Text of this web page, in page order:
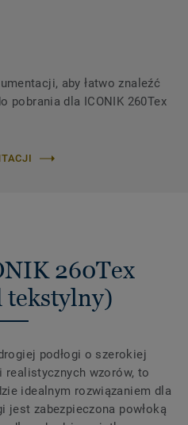
aby łatwo znaleźć
​​pobrania dla ICONIK 260Tex
260Tex
tekstylny)
podłogi o szerokiej
wzorów, to
idealnym rozwiązaniem dla
jest zabezpieczona powłoką